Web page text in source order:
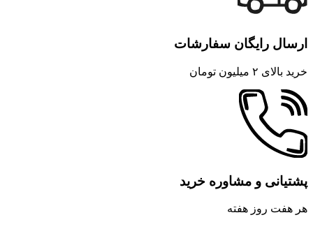
ارسال رایگان سفارشات
خرید بالای ۲ میلیون تومان
پشتیانی و مشاوره خرید
هر هفت روز هفته